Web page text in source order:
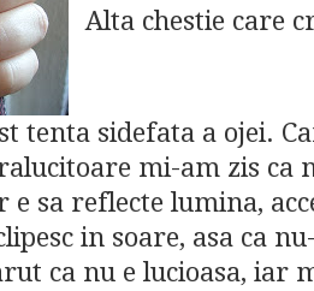
Alta chestie care
tenta sidefata a ojei.
mi-am zis ca
e sa reflecte lumina,
in soare, asa ca
ca nu e lucioasa, iar